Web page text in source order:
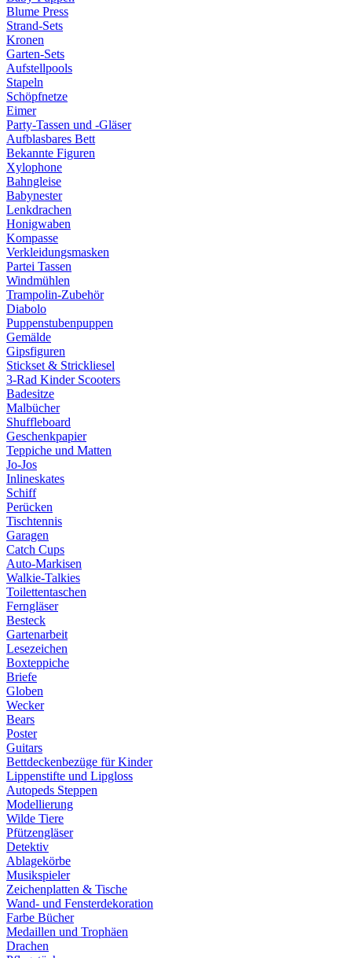
Blume Press
Strand-Sets
Kronen
Garten-Sets
Aufstellpools
Stapeln
Schöpfnetze
Eimer
Party-Tassen und -Gläser
Aufblasbares Bett
Bekannte Figuren
Xylophone
Bahngleise
Babynester
Lenkdrachen
Honigwaben
Kompasse
Verkleidungsmasken
Partei Tassen
Windmühlen
Trampolin-Zubehör
Diabolo
Puppenstubenpuppen
Gemälde
Gipsfiguren
Stickset & Strickliesel
3-Rad Kinder Scooters
Badesitze
Malbücher
Shuffleboard
Geschenkpapier
Teppiche und Matten
Jo-Jos
Inlineskates
Schiff
Perücken
Tischtennis
Garagen
Catch Cups
Auto-Markisen
Walkie-Talkies
Toilettentaschen
Ferngläser
Besteck
Gartenarbeit
Lesezeichen
Boxteppiche
Briefe
Globen
Wecker
Bears
Poster
Guitars
Bettdeckenbezüge für Kinder
Lippenstifte und Lipgloss
Autopeds Steppen
Modellierung
Wilde Tiere
Pfützengläser
Detektiv
Ablagekörbe
Musikspieler
Zeichenplatten & Tische
Wand- und Fensterdekoration
Farbe Bücher
Medaillen und Trophäen
Drachen